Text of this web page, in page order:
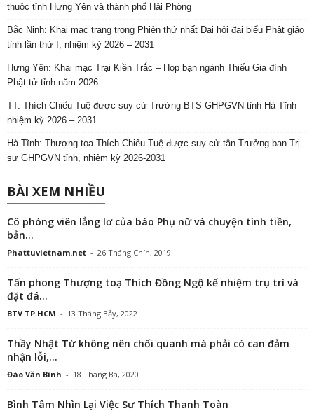
thuộc tỉnh Hưng Yên và thành phố Hải Phòng
Bắc Ninh: Khai mạc trang trọng Phiên thứ nhất Đại hội đại biểu Phật giáo
tỉnh lần thứ I, nhiệm kỳ 2026 – 2031
Hưng Yên: Khai mạc Trại Kiền Trắc – Họp bạn ngành Thiếu Gia đình
Phật tử tỉnh năm 2026
TT. Thích Chiếu Tuệ được suy cử Trưởng BTS GHPGVN tỉnh Hà Tĩnh
nhiệm kỳ 2026 – 2031
Hà Tĩnh: Thượng tọa Thích Chiếu Tuệ được suy cử tân Trưởng ban Trị
sự GHPGVN tỉnh, nhiệm kỳ 2026-2031
BÀI XEM NHIỀU
Cô phóng viên lẳng lơ của báo Phụ nữ và chuyện tình tiền,
bản...
Phattuvietnam.net - 26 Tháng Chín, 2019
Tấn phong Thượng toạ Thích Đồng Ngộ kế nhiệm trụ trì và
đặt đá...
BTV TP.HCM - 13 Tháng Bảy, 2022
Thầy Nhật Từ không nên chối quanh mà phải có can đảm
nhận lỗi,...
Đào Văn Bình - 18 Tháng Ba, 2020
Bình Tâm Nhìn Lại Việc Sư Thích Thanh Toàn